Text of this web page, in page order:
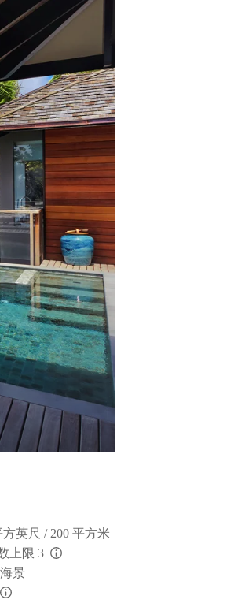
方英尺 / 200 平方米
上限 3
L:Generic.Info
景
L:Generic.Info